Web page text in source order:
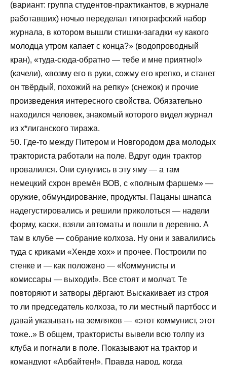
(вариант: группа студентов-практикантов, в журнале
работавших) ночью переделал типографский набор
журнала, в котором вышли стишки-загадки «у какого
молодца утром капает с конца?» (водопроводный
кран), «туда-сюда-обратно — тебе и мне приятно!»
(качели), «возму его в руки, сожму его крепко, и станет
он твёрдый, похожий на репку» (снежок) и прочие
произведения интересного свойства. Обязательно
находился человек, знакомый которого видел журнал
из х*лиганского тиража.
50. Где-то между Питером и Новгородом два молодых
тракториста работали на поле. Вдруг один трактор
провалился. Они сунулись в эту яму — а там
немецкий схрон времён ВОВ, с «полным фаршем» —
оружие, обмундирование, продукты. Пацаны шнапса
надегустировались и решили приколоться — надели
форму, каски, взяли автоматы и пошли в деревню. А
там в клубе — собрание колхоза. Ну они и завалились
туда с криками «Хенде хох» и прочее. Построили по
стенке и — как положено — «Коммунисты и
комиссары — выходи!». Все стоят и молчат. Те
повторяют и затворы дёргают. Выскакивает из строя
то ли председатель колхоза, то ли местный партбосс и
давай указывать на земляков — «этот коммунист, этот
тоже..» В общем, трактористы вывели всю толпу из
клуба и погнали в поле. Показывают на трактор и
командуют «Арбайтен!». Правда народ, когда